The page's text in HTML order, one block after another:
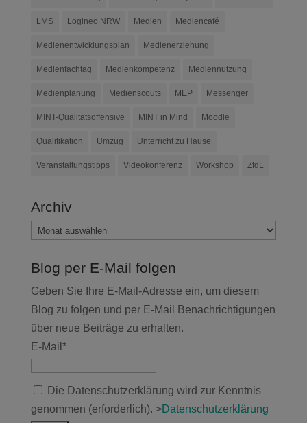
LMS Logineo NRW Medien Mediencafé
Medienentwicklungsplan Medienerziehung
Medienfachtag Medienkompetenz Mediennutzung
Medienplanung Medienscouts MEP Messenger
MINT-Qualitätsoffensive MINT in Mind Moodle
Qualifikation Umzug Unterricht zu Hause
Veranstaltungstipps Videokonferenz Workshop ZfdL
Archiv
Archiv
Blog per E-Mail folgen
Geben Sie Ihre E-Mail-Adresse ein, um diesem
Blog zu folgen und per E-Mail Benachrichtigungen
über neue Beiträge zu erhalten.
E-Mail*
Die Datenschutzerklärung wird zur Kenntnis
genommen (erforderlich). >Datenschutzerklärung